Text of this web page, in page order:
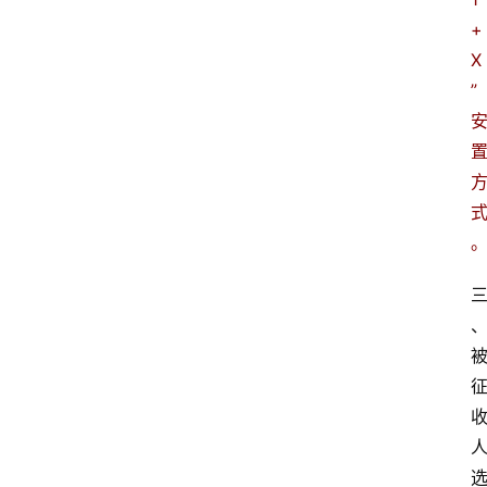
+
X
”
安
置
方
式
。
三
、
被
征
收
人
选